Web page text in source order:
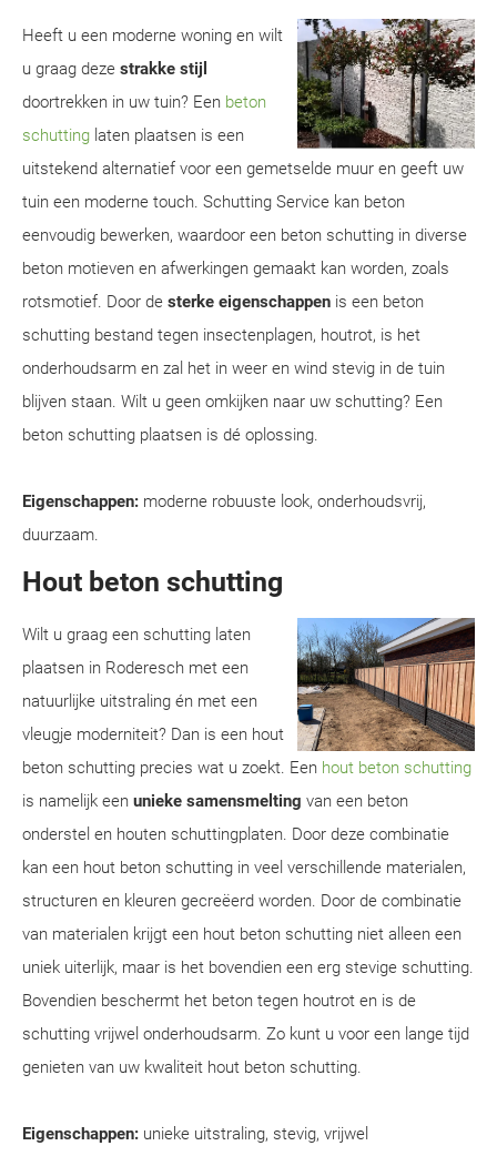
Heeft u een moderne woning en wilt
u graag deze strakke stijl
doortrekken in uw tuin? Een beton
schutting laten plaatsen is een
uitstekend alternatief voor een gemetselde muur en geeft uw
tuin een moderne touch. Schutting Service kan beton
eenvoudig bewerken, waardoor een beton schutting in diverse
beton motieven en afwerkingen gemaakt kan worden, zoals
rotsmotief. Door de sterke eigenschappen is een beton
schutting bestand tegen insectenplagen, houtrot, is het
onderhoudsarm en zal het in weer en wind stevig in de tuin
blijven staan. Wilt u geen omkijken naar uw schutting? Een
beton schutting plaatsen is dé oplossing.
Eigenschappen: moderne robuuste look, onderhoudsvrij,
duurzaam.
Hout beton schutting
Wilt u graag een schutting laten
plaatsen in Roderesch met een
natuurlijke uitstraling én met een
vleugje moderniteit? Dan is een hout
beton schutting precies wat u zoekt. Een hout beton schutting
is namelijk een unieke samensmelting van een beton
onderstel en houten schuttingplaten. Door deze combinatie
kan een hout beton schutting in veel verschillende materialen,
structuren en kleuren gecreëerd worden. Door de combinatie
van materialen krijgt een hout beton schutting niet alleen een
uniek uiterlijk, maar is het bovendien een erg stevige schutting.
Bovendien beschermt het beton tegen houtrot en is de
schutting vrijwel onderhoudsarm. Zo kunt u voor een lange tijd
genieten van uw kwaliteit hout beton schutting.
Eigenschappen: unieke uitstraling, stevig, vrijwel